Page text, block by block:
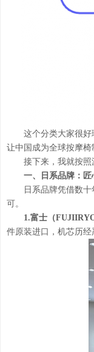
这个分类大家很
让中国成为全球按摩
接下来，我就按
一、日系品牌：
日系品牌凭借数
可。
1.富士（
件原装进口，机芯历经